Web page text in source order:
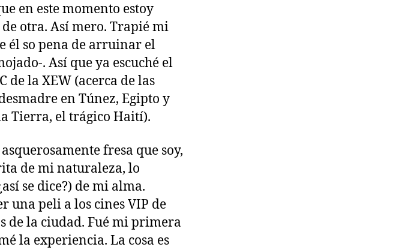
en este momento estoy
otra. Así mero. Trapié mi
él so pena de arruinar el
. Así que ya escuché el
de la XEW (acerca de las
en Túnez, Egipto y
Tierra, el trágico Haití).
fresa que soy,
de mi naturaleza, lo
se dice?) de mi alma.
una peli a los cines VIP de
de la ciudad. Fué mi primera
la experiencia. La cosa es